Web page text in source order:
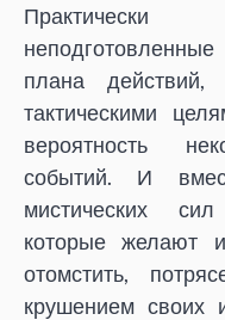
плана
тактическими
вероятность
событий. И
мистических
которые желают
отомстить,
крушением